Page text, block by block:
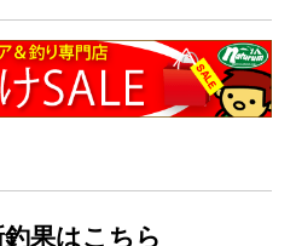
果はこちら